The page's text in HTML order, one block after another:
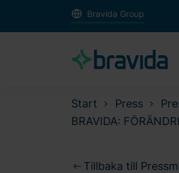
Bravida Group
Start Press
BRAVIDA:
Tillbaka till